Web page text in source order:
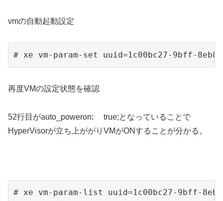
vmの自動起動設定
# xe vm-param-set uuid=1c00bc27-9bff-
再度VMの設定状態を確認
52行目がauto_poweron: true;となっていることで
HyperVisorが立ち上ががりVMがONすることが分かる。
# xe vm-param-list uuid=1c00bc27-9bff-